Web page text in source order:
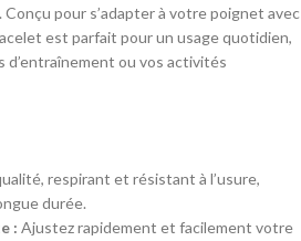
pour s’adapter à votre poignet avec
est parfait pour un usage quotidien,
d’entraînement ou vos activités
respirant et résistant à l’usure,
durée.
: Ajustez rapidement et facilement votre